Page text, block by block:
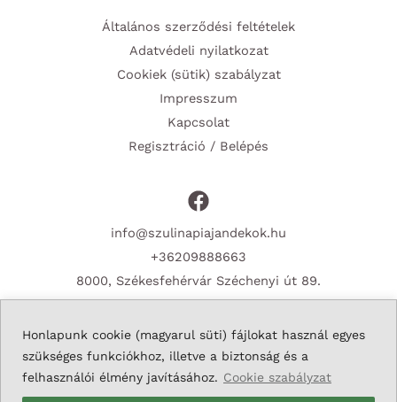
Honlapunk cookie (magyarul süti) fájlokat használ egyes
szükséges funkciókhoz, illetve a biztonság és a
felhasználói élmény javításához. Cookie szabályzat
Általános szerződési feltételek
Adatvédeli nyilatkozat
Cookiek (sütik) szabályzat
Impresszum
Kapcsolat
Regisztráció / Belépés
info@szulinapiajandekok.hu
+36209888663
8000, Székesfehérvár Széchenyi út 89.